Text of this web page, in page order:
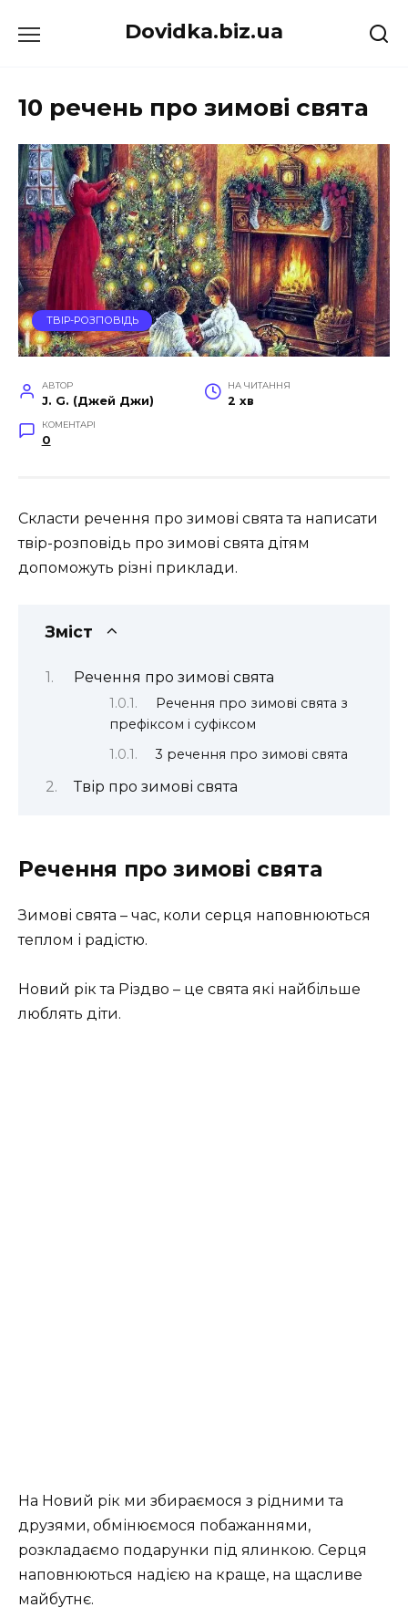
до
Dovidka.biz.ua
10 речень про зимові свята
ТВІР-РОЗПОВІДЬ
АВТОР
J. G. (Джей Джи)
НА ЧИТАННЯ
2 хв
КОМЕНТАРІ
0
Скласти речення про зимові свята та написати
твір-розповідь про зимові свята дітям
допоможуть різні приклади.
Зміст
Речення про зимові свята
Речення про зимові свята з
префіксом і суфіксом
3 речення про зимові свята
Твір про зимові свята
Речення про зимові свята
Зимові свята – час, коли серця наповнюються
теплом і радістю.
Новий рік та Різдво – це свята які найбільше
люблять діти.
На Новий рік ми збираємося з рідними та
друзями, обмінюємося побажаннями,
розкладаємо подарунки під ялинкою. Серця
наповнюються надією на краще, на щасливе
майбутнє.